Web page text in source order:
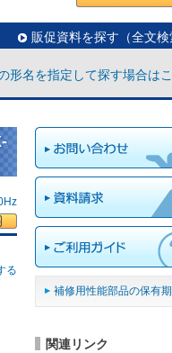
販促資料を探す（全文検
形名を指定して探す場合は
る
補修用性能部品の保有
関連リンク